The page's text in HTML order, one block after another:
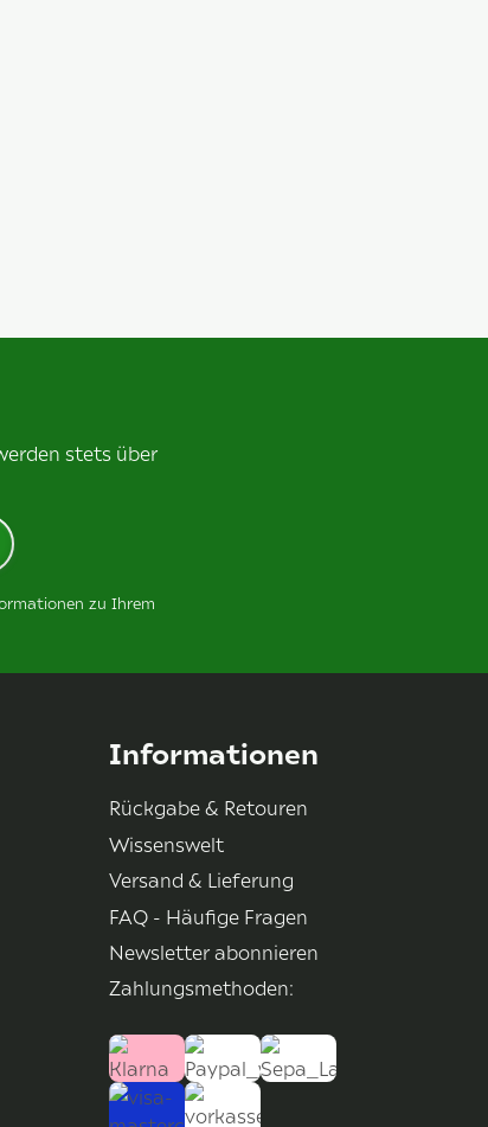
stets über
zu Ihrem
Informationen
Rückgabe & Retouren
Wissenswelt
Versand & Lieferung
FAQ - Häufige Fragen
Newsletter abonnieren
Zahlungsmethoden: